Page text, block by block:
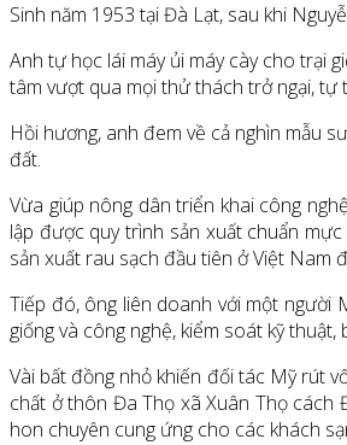
Sinh năm 1953 tại Đà Lạt, sau khi
Anh tự học lái máy ủi máy cày cho trại
tâm vượt qua mọi thử thách trở ngại, tự
Hồi hương, anh đem về cả nghìn mẫu
đất.
Vừa giúp nông dân triển khai công
lập được quy trình sản xuất chuẩn
sản xuất rau sạch đầu tiên ở Việt Nam
Tiếp đó, ông liên doanh với một người
giống và công nghệ, kiểm soát kỹ
Vài bất đồng nhỏ khiến đối tác Mỹ rút
chất ở thôn Đa Thọ xã Xuân Thọ cách
hon chuyên cung ứng cho các khách